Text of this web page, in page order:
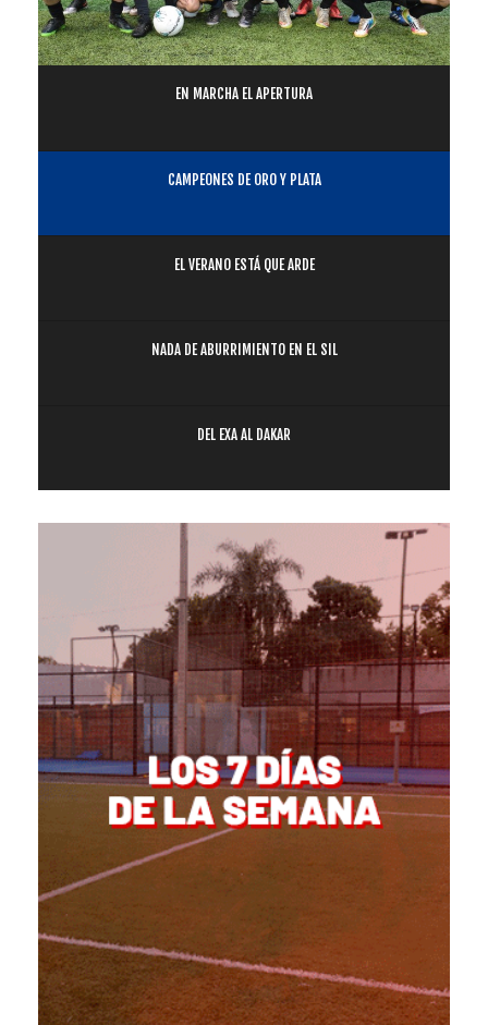
EN MARCHA EL APERTURA
CAMPEONES DE ORO Y PLATA
EL VERANO ESTÁ QUE ARDE
NADA DE ABURRIMIENTO EN EL SIL
DEL EXA AL DAKAR